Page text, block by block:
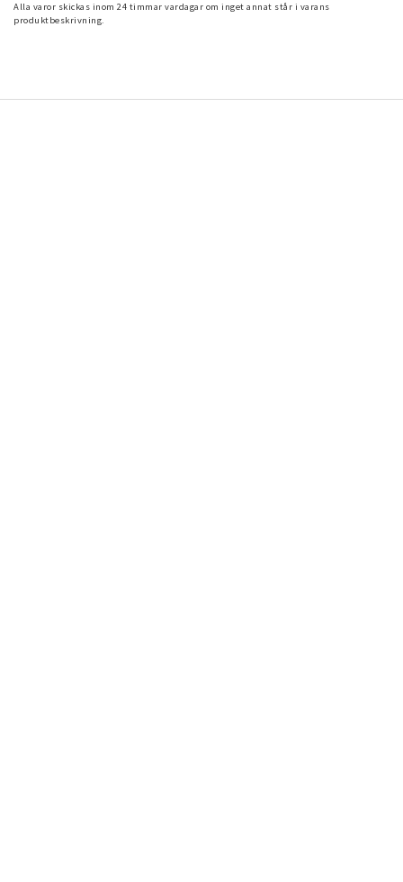
Alla varor skickas inom 24 timmar vardagar om inget annat står i varans
produktbeskrivning.